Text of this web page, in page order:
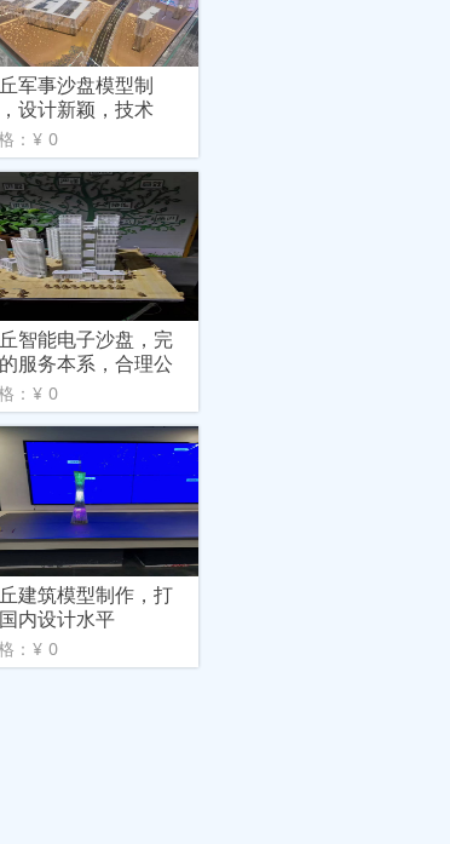
军事沙盘模型制
设计新颖，技术
实力
：¥ 0
智能电子沙盘，完
服务本系，合理公
：¥ 0
建筑模型制作，打
内设计水平
：¥ 0